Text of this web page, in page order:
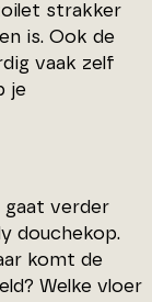
strakker
is. Ook de
vaak zelf
je
gaat verder
douchekop.
komt de
Welke vloer